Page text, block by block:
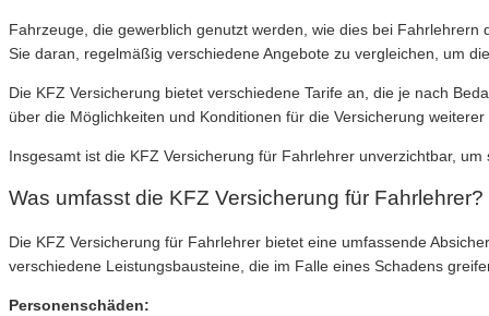
Fahrzeuge, die gewerblich genutzt werden, wie dies bei
Sie daran, regelmäßig verschiedene Angebote zu vergleichen, um
Die KFZ Versicherung bietet verschiedene Tarife an, die je nach
über die Möglichkeiten und Konditionen für die Versicherung
Insgesamt ist die KFZ Versicherung für Fahrlehrer unverzichtbar,
Was umfasst die KFZ Versicherung für Fahrlehrer?
Die KFZ Versicherung für Fahrlehrer bietet eine umfassende
verschiedene Leistungsbausteine, die im Falle eines Schadens
Personenschäden: